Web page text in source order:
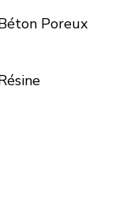
Poreux